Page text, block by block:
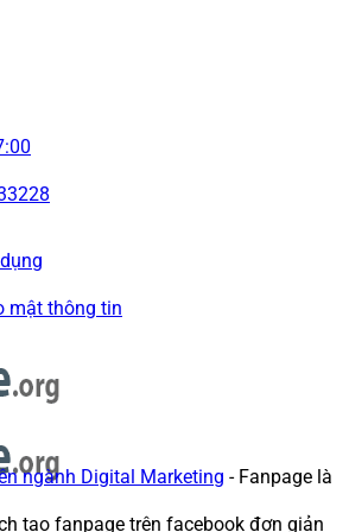
mật thông tin
ngành Digital Marketing - Fanpage là
tạo fanpage trên facebook đơn giản